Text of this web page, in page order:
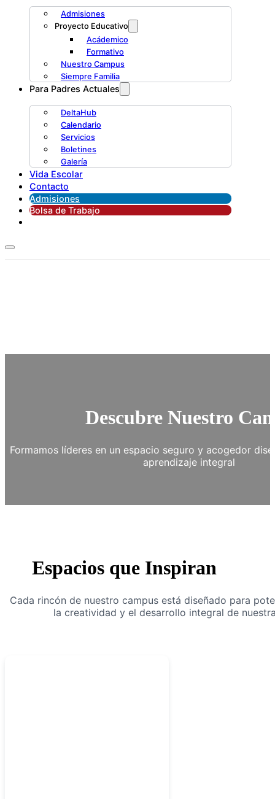
Admisiones
Proyecto Educativo
Acádemico
Formativo
Nuestro Campus
Siempre Familia
Para Padres Actuales
DeltaHub
Calendario
Servicios
Boletines
Galería
Vida Escolar
Contacto
Admisiones
Bolsa de Trabajo
Descubre Nuestro
Formamos líderes en un espacio seguro y acogedor
aprendizaje integral
Espacios que Inspiran
Cada rincón de nuestro campus está diseñado para
la creatividad y el desarrollo integral de